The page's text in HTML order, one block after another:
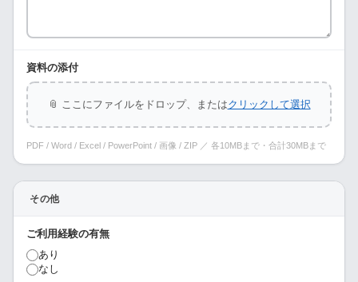
資料の添付
📎 ここにファイルをドロップ、またはクリックして選択
PDF / Word / Excel / PowerPoint / 画像 / ZIP ／ 各10MBまで・合計30MBまで
その他
ご利用経験の有無
あり
なし